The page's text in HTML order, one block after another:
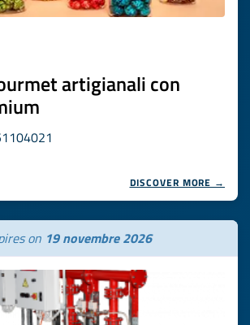
artigianali con
DISCOVER MORE →
on 19 novembre 2026